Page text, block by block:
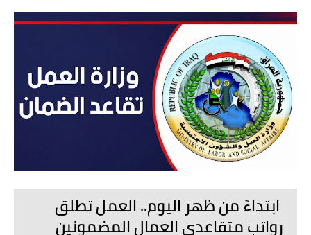
ابتداءً من ظهر اليوم.. العمل تطلق
رواتب متقاعدي العمال المضمونين